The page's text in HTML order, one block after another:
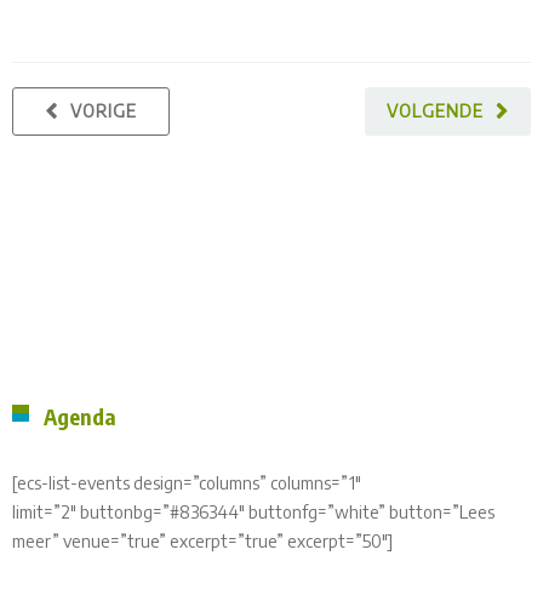
VOLGENDE
VORIGE
Agenda
[ecs-list-events design=”columns” columns=”1″
limit=”2″ buttonbg=”#836344″ buttonfg=”white” button=”Lees
meer” venue=”true” excerpt=”true” excerpt=”50″]